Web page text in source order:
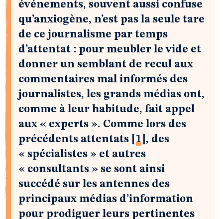
événements, souvent aussi confuse
qu’anxiogène, n’est pas la seule tare
de ce journalisme par temps
d’attentat : pour meubler le vide et
donner un semblant de recul aux
commentaires mal informés des
journalistes, les grands médias ont,
comme à leur habitude, fait appel
aux « experts ». Comme lors des
précédents attentats
1 , des
« spécialistes » et autres
« consultants » se sont ainsi
succédé sur les antennes des
principaux médias d’information
pour prodiguer leurs pertinentes